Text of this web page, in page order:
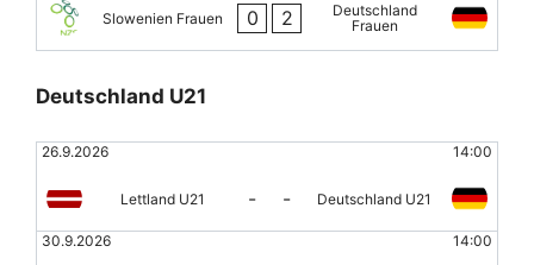
Slowenien Frauen 0 2
Deutschland
Frauen
Deutschland U21
26.9.2026 14:00
Lettland U21 - - Deutschland U21
30.9.2026 14:00